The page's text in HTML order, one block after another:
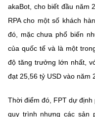
akaBot, cho biết đầu năm
RPA cho một số khách
đó, mặc chưa phổ biến
của quốc tế và là một
độ tăng trưởng lớn nhất,
đạt 25,56 tỷ USD vào năm
Thời điểm đó, FPT dự
quy trình nhưng các sản